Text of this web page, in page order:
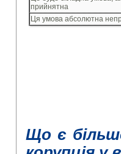
прийнятна
Ця умова абсолютна
Що є